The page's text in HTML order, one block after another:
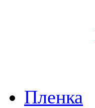
Пленка